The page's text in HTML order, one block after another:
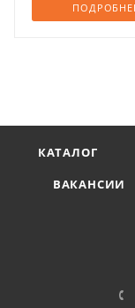
КАТАЛОГ
ВАКАНСИИ